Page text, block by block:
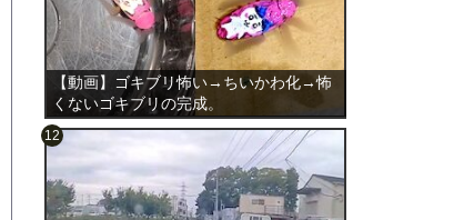
【動画】ゴキブリ怖い→ちいかわ化→怖
くないゴキブリの完成。